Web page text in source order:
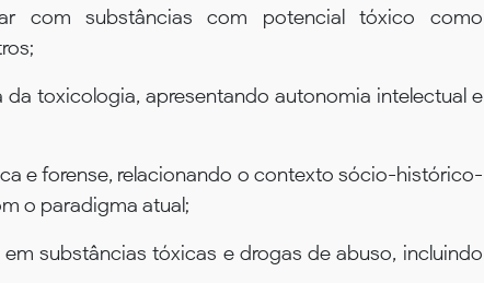
com substâncias com potencial tóxico como
toxicologia, apresentando autonomia intelectual e
e forense, relacionando o contexto sócio-histórico-
o paradigma atual;
substâncias tóxicas e drogas de abuso, incluindo